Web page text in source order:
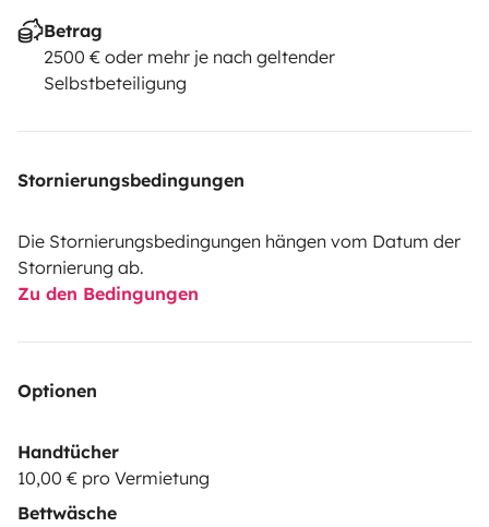
Betrag
2500 € oder mehr je nach geltender
Selbstbeteiligung
Stornierungsbedingungen
Die Stornierungsbedingungen hängen vom Datum der
Stornierung ab.
Zu den Bedingungen
Optionen
Handtücher
10,00 € pro Vermietung
Bettwäsche